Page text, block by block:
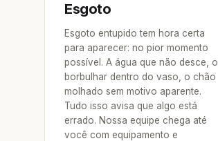
Esgoto
Esgoto entupido tem hora certa
para aparecer: no pior momento
possível. A água que não desce, o
borbulhar dentro do vaso, o chão
molhado sem motivo aparente.
Tudo isso avisa que algo está
errado. Nossa equipe chega até
você com equipamento e